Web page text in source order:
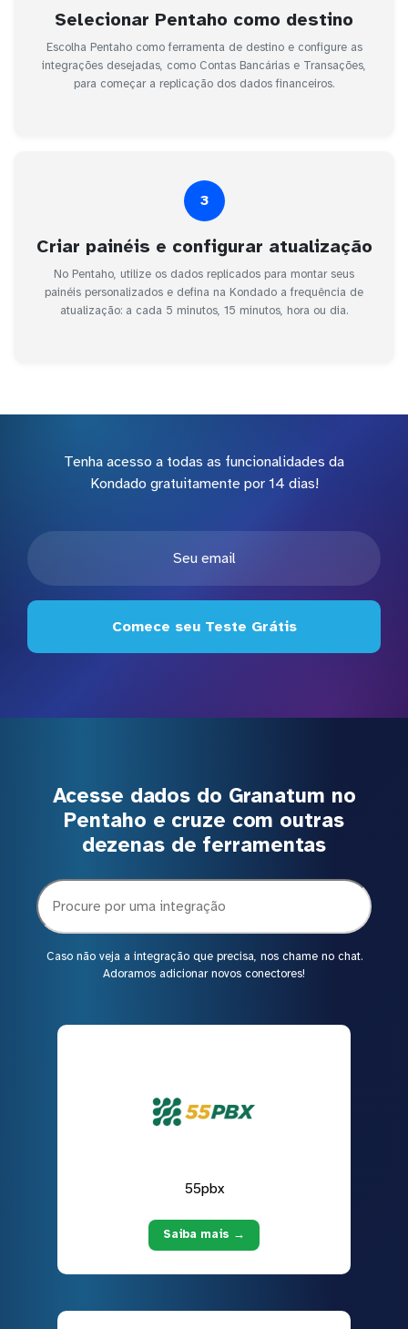
Selecionar Pentaho como destino
Escolha Pentaho como ferramenta de destino e configure as
integrações desejadas, como Contas Bancárias e Transações,
para começar a replicação dos dados financeiros.
3
Criar painéis e configurar atualização
No Pentaho, utilize os dados replicados para montar seus
painéis personalizados e defina na Kondado a frequência de
atualização: a cada 5 minutos, 15 minutos, hora ou dia.
Tenha acesso a todas as funcionalidades da
Kondado gratuitamente por 14 dias!
Comece seu Teste Grátis
Acesse dados do Granatum no
Pentaho e cruze com outras
dezenas de ferramentas
Caso não veja a integração que precisa, nos chame no chat.
Adoramos adicionar novos conectores!
55pbx
Saiba mais →